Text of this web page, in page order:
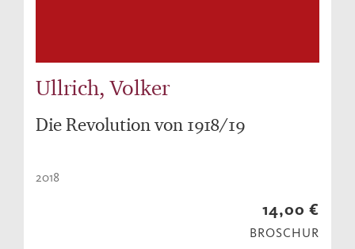
Ullrich, Volker
Die Revolution von 1918/19
2018
14,00 €
BROSCHUR